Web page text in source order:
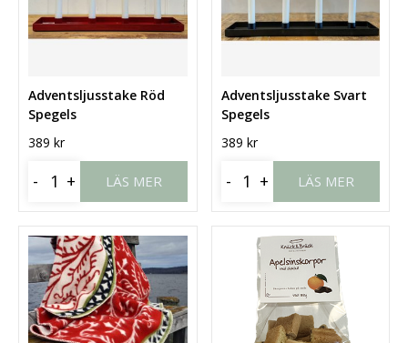
Adventsljusstake Röd
Spegels
389 kr
- + LÄS MER
Adventsljusstake Svart
Spegels
389 kr
- + LÄS MER